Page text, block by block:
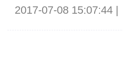
2017-07-08 15:07:44 |